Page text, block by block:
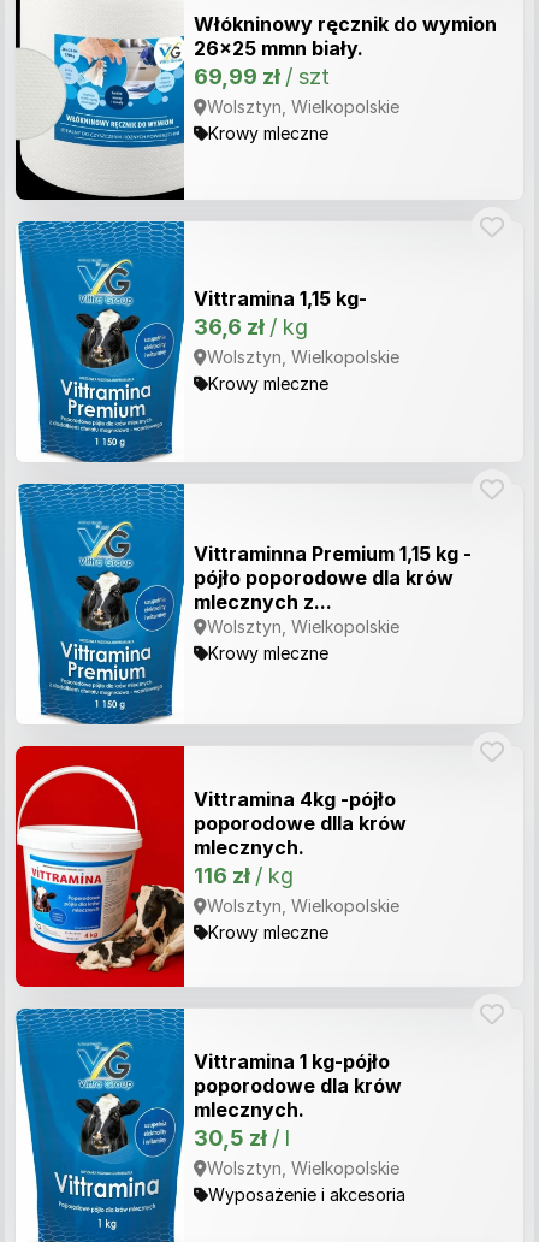
Włókninowy ręcznik do wymion
26x25 mmn biały.
69,99 zł / szt
Wolsztyn, Wielkopolskie
Krowy mleczne
Vittramina 1,15 kg-
36,6 zł / kg
Wolsztyn, Wielkopolskie
Krowy mleczne
Vittraminna Premium 1,15 kg -
pójło poporodowe dla krów
mlecznych z...
Wolsztyn, Wielkopolskie
Krowy mleczne
Vittramina 4kg -pójło
poporodowe dlla krów
mlecznych.
116 zł / kg
Wolsztyn, Wielkopolskie
Krowy mleczne
Vittramina 1 kg-pójło
poporodowe dla krów
mlecznych.
30,5 zł / l
Wolsztyn, Wielkopolskie
Wyposażenie i akcesoria